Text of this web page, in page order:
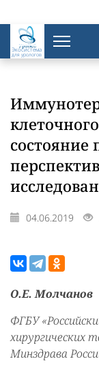
Экосистема
для урологов
04.06.2019
О.Е. Молчанов
ФГБУ
хирургических
Минздрава